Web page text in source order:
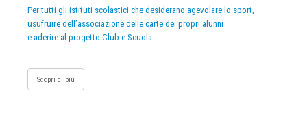
Per tutti gli istituti scolastici che desiderano agevolare lo sport,
usufruire dell’associazione delle carte dei propri alunni
e aderire al progetto Club e Scuola
Scopri di più